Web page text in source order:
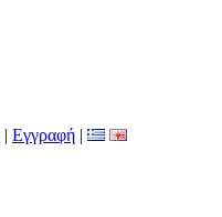
| Εγγραφή |